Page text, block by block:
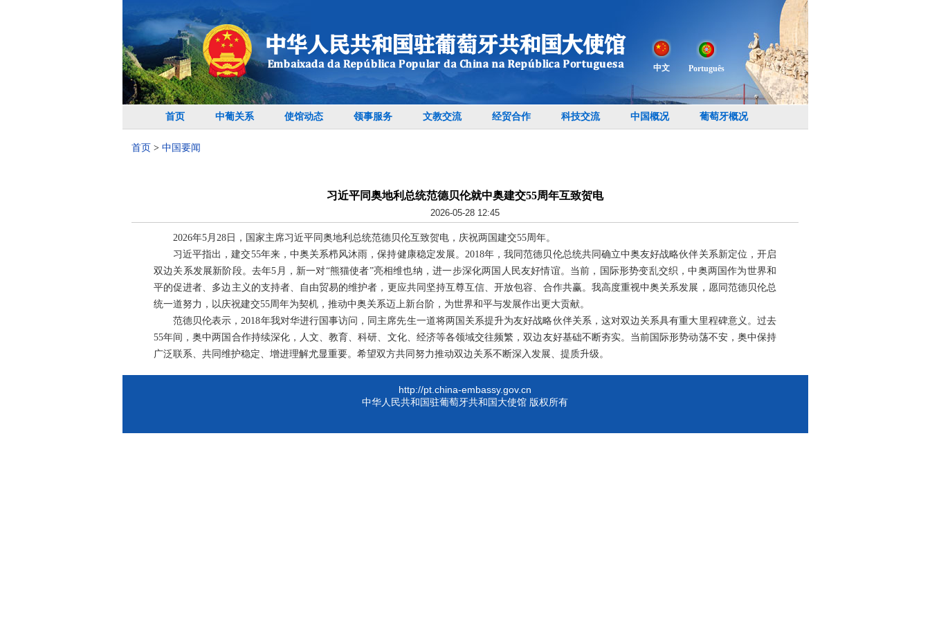
中文 Português
首页 中葡关系 使馆动态 领事服务 文教交流 经贸合作 科技交流 中国概况 葡萄牙概况
首页 > 中国要闻
习近平同奥地利总统范德贝伦就中奥建交55周年互致贺电
2026-05-28 12:45
2026年5月28日，国家主席习近平同奥地利总统范德贝伦互致贺电，庆祝两国建交55周年。
习近平指出，建交55年来，中奥关系栉风沐雨，保持健康稳定发展。2018年，我同范德贝伦总统共同确立中奥友好战略伙伴关系新定位，开启
双边关系发展新阶段。去年5月，新一对“熊猫使者”亮相维也纳，进一步深化两国人民友好情谊。当前，国际形势变乱交织，中奥两国作为世界和
平的促进者、多边主义的支持者、自由贸易的维护者，更应共同坚持互尊互信、开放包容、合作共赢。我高度重视中奥关系发展，愿同范德贝伦总
统一道努力，以庆祝建交55周年为契机，推动中奥关系迈上新台阶，为世界和平与发展作出更大贡献。
范德贝伦表示，2018年我对华进行国事访问，同主席先生一道将两国关系提升为友好战略伙伴关系，这对双边关系具有重大里程碑意义。过去
55年间，奥中两国合作持续深化，人文、教育、科研、文化、经济等各领域交往频繁，双边友好基础不断夯实。当前国际形势动荡不安，奥中保持
广泛联系、共同维护稳定、增进理解尤显重要。希望双方共同努力推动双边关系不断深入发展、提质升级。
http://pt.china-embassy.gov.cn
中华人民共和国驻葡萄牙共和国大使馆 版权所有